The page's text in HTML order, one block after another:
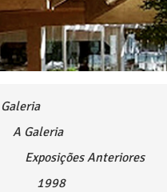
Galeria
A Galeria
Exposições Anteriores
1998